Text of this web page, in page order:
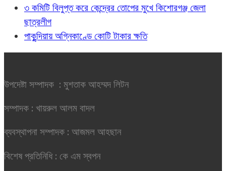
৩ কমিটি বিলুপ্ত করে কেন্দ্রের তোপের মুখে কিশোরগঞ্জ জেলা
ছাত্রলীগ
পাকুন্দিয়ায় অগ্নিকাণ্ডে কোটি টাকার ক্ষতি
উপদেষ্টা সম্পাদক : মুশতাক আহম্মদ লিটন
সম্পাদক : খায়রুল আলম বাদল
ব্যবস্থাপনা সম্পাদক : আজমল আহছান
বিশেষ প্রতিনিধি : কে এম স্বপন